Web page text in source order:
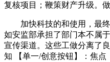
复核项目；鞭策财产升级。
加快科技的和使用，最终
如安监部承担了部门本不属
宣传渠道。这些工做分离了
知 【单一/创意按钮】：焦点